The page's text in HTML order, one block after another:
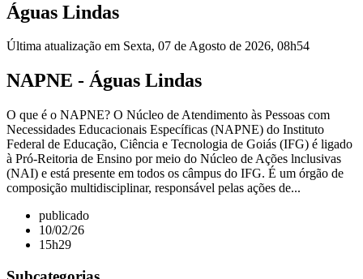
Águas Lindas
Última atualização em Sexta, 07 de Agosto de 2026, 08h54
NAPNE - Águas Lindas
O que é o NAPNE? O Núcleo de Atendimento às Pessoas com
Necessidades Educacionais Específicas (NAPNE) do Instituto
Federal de Educação, Ciência e Tecnologia de Goiás (IFG) é ligado
à Pró-Reitoria de Ensino por meio do Núcleo de Ações lnclusivas
(NAI) e está presente em todos os câmpus do IFG. É um órgão de
composição multidisciplinar, responsável pelas ações de...
publicado
10/02/26
15h29